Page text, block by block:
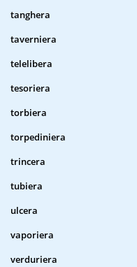
tanghera
taverniera
telelibera
tesoriera
torbiera
torpediniera
trincera
tubiera
ulcera
vaporiera
verduriera